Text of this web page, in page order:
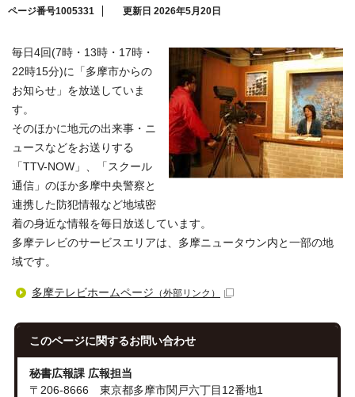
ページ番号1005331 更新日 2026年5月20日
毎日4回(7時・13時・17時・
22時15分)に「多摩市からの
お知らせ」を放送していま
す。
そのほかに地元の出来事・ニ
ュースなどをお送りする
「TTV-NOW」、「スクール
通信」のほか多摩中央警察と
連携した防犯情報など地域密
着の身近な情報を毎日放送しています。
多摩テレビのサービスエリアは、多摩ニュータウン内と一部の地
域です。
多摩テレビホームページ （外部リンク）
このページに関するお問い合わせ
秘書広報課 広報担当
〒206-8666 東京都多摩市関戸六丁目12番地1